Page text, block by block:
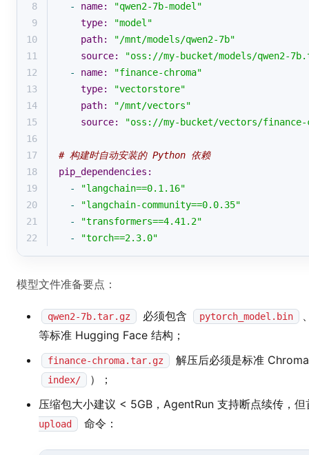
8
- name:
"qwen2-7b-model"
9
type:
"model"
10
path:
"/mnt/models/qwen2-7b"
11
source:
"oss://my-bucket/models/qwen2-
12
- name:
"finance-chroma"
13
type:
"vectorstore"
14
path:
"/mnt/vectors"
15
source:
"oss://my-bucket/vectors/finance-
16
17
# 构建时自动安装的 Python 依赖
18
pip_dependencies:
19
-
"langchain==0.1.16"
20
-
"langchain-community==0.0.35"
21
-
"transformers==4.41.2"
22
- "torch==2.3.0"
模型文件准备要点：
qwen2-7b.tar.gz 必须包含 pytorch_model.bin
等标准 Hugging Face 结构；
finance-chroma.tar.gz 解压后必须是标准
index/
）；
压缩包大小建议 < 5GB，AgentRun 支持断点续传，
upload 命令：